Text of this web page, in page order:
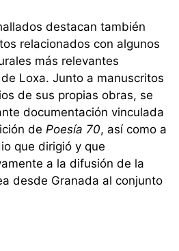
destacan también
relacionados con algunos
más relevantes
Loxa. Junto a manuscritos
de sus propias obras, se
documentación vinculada
de Poesía 70, así como a
que dirigió y que
a la difusión de la
desde Granada al conjunto